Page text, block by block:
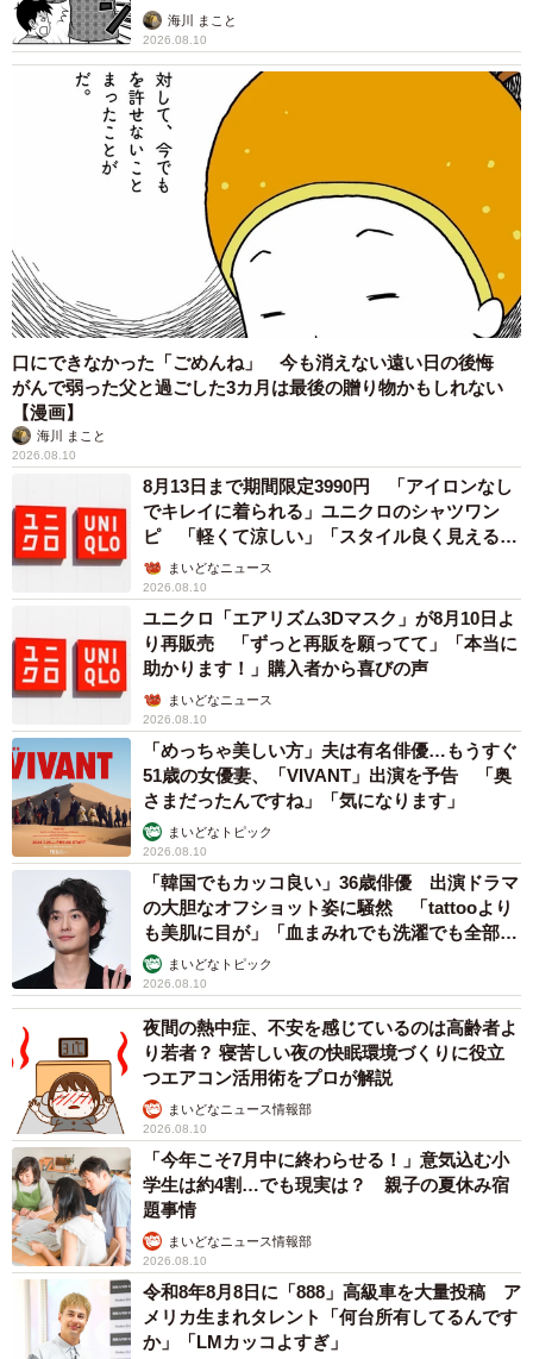
ーーきなこちゃんの可愛さを教えてください。
「顔立ちがよくタレ目で誰もがかわいいと思えるポメ🐶ビ
ジュアルのみならず10種類程度の芸もできる才色兼備犬🐶
何分間も飼い主の目を見て指示を待つことができる忠実犬
🐶ぜひきなこに沼ってください💕」
リボンをつけたきなこちゃんのあごのせの様子（提供：きなこ🐶🫰🍠@
ポメ界の橋本環奈さん）
旅行の時は通行人のハートを射抜くために
ロケットランチャーを所持しています
pic.twitter.com/ntoDaForzQ
海川 まこと
2026.08.10
口にできなかった「ごめんね」 今も消えない遠い日の後悔
がんで弱った父と過ごした3カ月は最後の贈り物かもしれない
【漫画】
海川 まこと
2026.08.10
8月13日まで期間限定3990円 「アイロンなし
でキレイに着られる」ユニクロのシャツワン
ピ 「軽くて涼しい」「スタイル良く見える」
の声まいどなニュース
2026.08.10
ユニクロ「エアリズム3Dマスク」が8月10日よ
り再販売 「ずっと再販を願ってて」「本当に
助かります！」購入者から喜びの声
まいどなニュース
2026.08.10
「めっちゃ美しい方」夫は有名俳優…もうすぐ
51歳の女優妻、「VIVANT」出演を予告 「奥
さまだったんですね」「気になります」
まいどなトピック
2026.08.10
「韓国でもカッコ良い」36歳俳優 出演ドラマ
の大胆なオフショット姿に騒然 「tattooより
も美肌に目が」「血まみれでも洗濯でも全部か
っこいい」
まいどなトピック
2026.08.10
夜間の熱中症、不安を感じているのは高齢者よ
り若者？ 寝苦しい夜の快眠環境づくりに役立
つエアコン活用術をプロが解説
まいどなニュース情報部
2026.08.10
「今年こそ7月中に終わらせる！」意気込む小
学生は約4割…でも現実は？ 親子の夏休み宿
題事情
まいどなニュース情報部
2026.08.10
令和8年8月8日に「888」高級車を大量投稿 ア
メリカ生まれタレント「何台所有してるんです
か」「LMカッコよすぎ」